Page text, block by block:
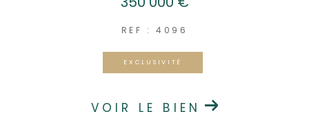
REF : 4096
EXCLUSIVITÉ
VOIR LE BIEN